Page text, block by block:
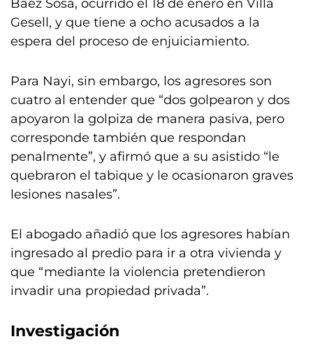
Baéz Sosa, ocurrido el 18 de enero en Villa
Gesell, y que tiene a ocho acusados a la
espera del proceso de enjuiciamiento.
Para Nayi, sin embargo, los agresores son
cuatro al entender que “dos golpearon y dos
apoyaron la golpiza de manera pasiva, pero
corresponde también que respondan
penalmente”, y afirmó que a su asistido “le
quebraron el tabique y le ocasionaron graves
lesiones nasales”.
El abogado añadió que los agresores habían
ingresado al predio para ir a otra vivienda y
que “mediante la violencia pretendieron
invadir una propiedad privada”.
Investigación